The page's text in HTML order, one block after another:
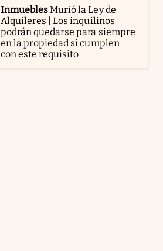
InmueblesMurió la Ley de
Alquileres | Los inquilinos
podrán quedarse para siempre
en la propiedad si cumplen
con este requisito